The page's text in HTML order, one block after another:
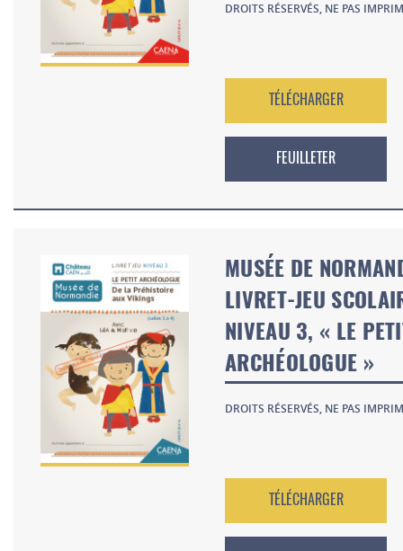
DROITS RÉSERVÉS, NE PAS
TÉLÉCHARGER
FEUILLETER
MUSÉE DE
LIVRET-JEU
NIVEAU 3, « LE
ARCHÉOLOGUE »
DROITS RÉSERVÉS, NE PAS
TÉLÉCHARGER